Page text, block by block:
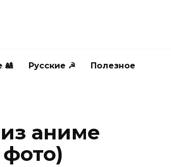
🎎 Русские ☭ Полезное
аниме